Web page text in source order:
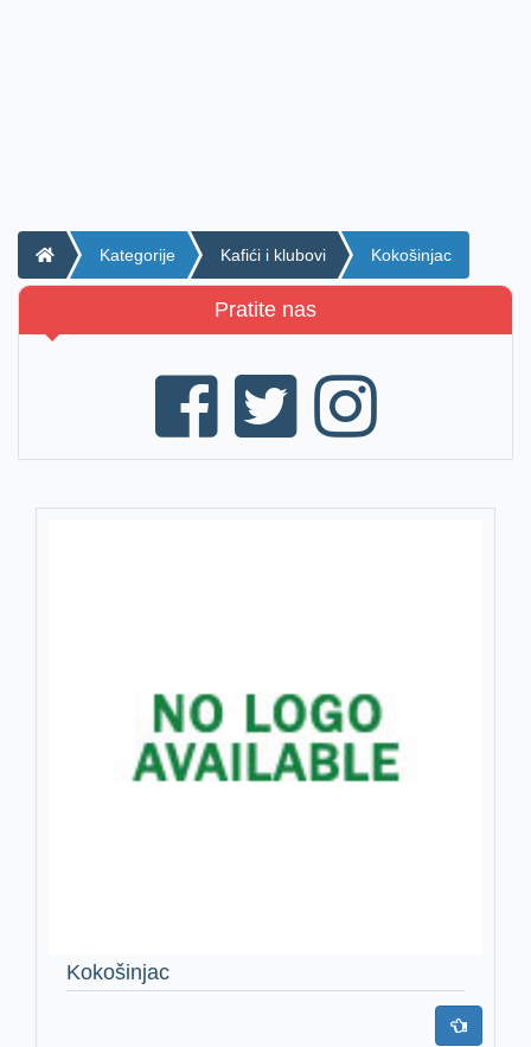
Kategorije Kafići i klubovi Kokošinjac
Pratite nas
Kokošinjac